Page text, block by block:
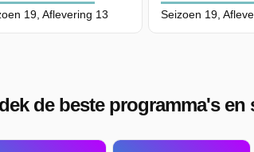
19, Aflevering 13 Seizoen 19,
de beste programma's en